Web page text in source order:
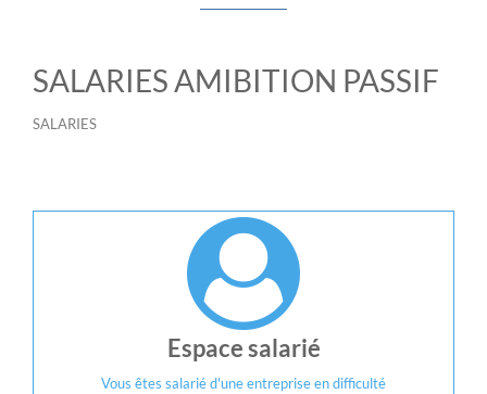
SALARIES AMIBITION PASSIF
SALARIES
Espace salarié
Vous êtes salarié d'une entreprise en difficulté